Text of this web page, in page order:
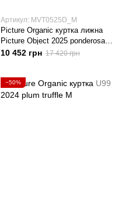
Артикул: MVT0525D_M
Picture Organic куртка лижна
Picture Object 2025 ponderosa
pine-golden-laurel wreath M
10 452 грн 17 420 грн
−50%